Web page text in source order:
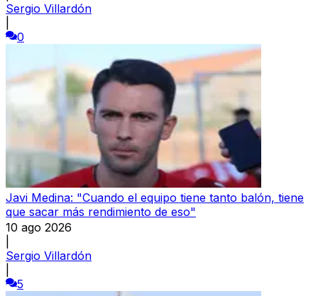
Sergio Villardón
0
Javi Medina: "Cuando el equipo tiene tanto balón, tiene
que sacar más rendimiento de eso"
10 ago 2026
Sergio Villardón
5